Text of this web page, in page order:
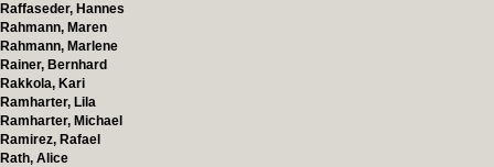
Raffaseder, Hannes
Rahmann, Maren
Rahmann, Marlene
Rainer, Bernhard
Rakkola, Kari
Ramharter, Lila
Ramharter, Michael
Ramirez, Rafael
Rath, Alice